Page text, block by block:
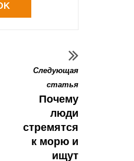
Следующая
статья
Почему
люди
стремятся
к морю и
ищут